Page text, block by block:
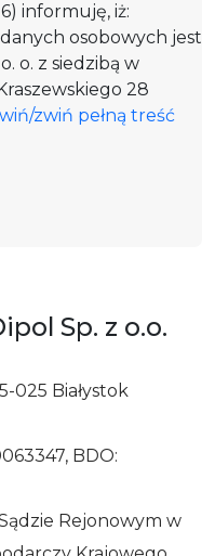
informuję, iż:
osobowych jest
o. z siedzibą w
28
zwiń pełną treść
Sp. z o.o.
025 Białystok
BDO:
Rejonowym w